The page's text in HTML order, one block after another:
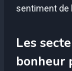
sentiment de
Les
bonheur